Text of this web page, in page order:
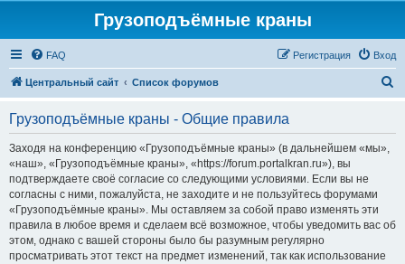
Грузоподъёмные краны
FAQ Вход
Регистрация
Центральный сайт Список форумов
Грузоподъёмные краны - Общие правила
Заходя на конференцию «Грузоподъёмные краны» (в дальнейшем «мы»,
«наш», «Грузоподъёмные краны», «https://forum.portalkran.ru»), вы
подтверждаете своё согласие со следующими условиями. Если вы не
согласны с ними, пожалуйста, не заходите и не пользуйтесь форумами
«Грузоподъёмные краны». Мы оставляем за собой право изменять эти
правила в любое время и сделаем всё возможное, чтобы уведомить вас об
этом, однако с вашей стороны было бы разумным регулярно
просматривать этот текст на предмет изменений, так как использование